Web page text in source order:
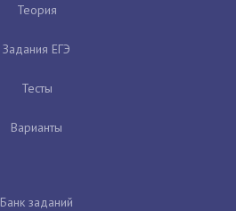
Теория
Задания ЕГЭ
Тесты
Варианты
Банк заданий